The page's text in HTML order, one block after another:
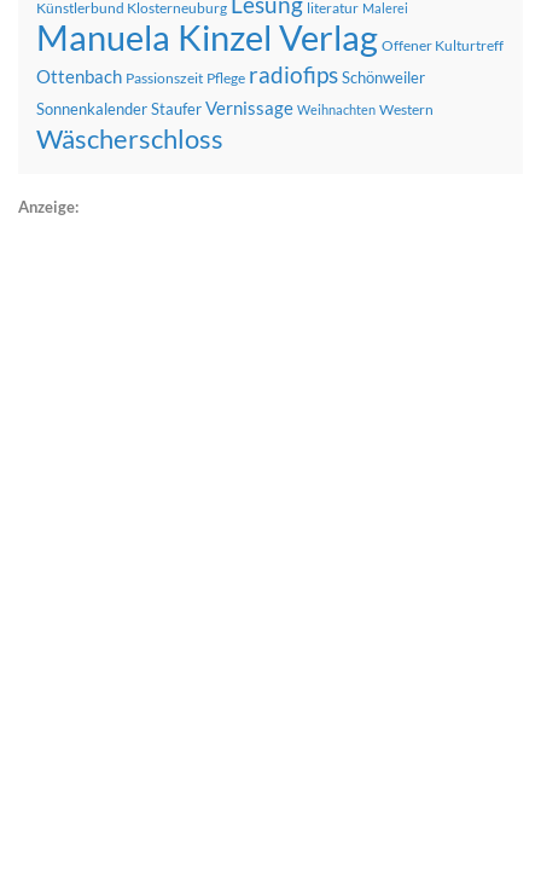
Künstlerbund Klosterneuburg literatur Malerei
Manuela Kinzel Verlag Offener Kulturtreff
Ottenbach Passionszeit Pflege radiofipsSchönweiler
SonnenkalenderStauferVernissage Weihnachten Western
Wäscherschloss
Anzeige: